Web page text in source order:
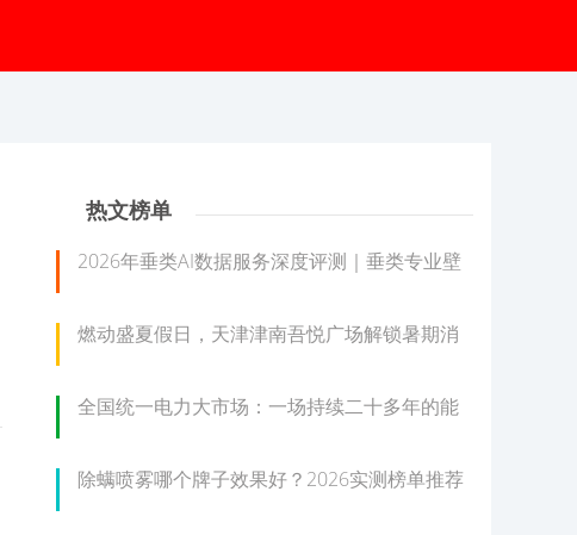
热文榜单
2026年垂类AI数据服务深度评测｜垂类专业壁
燃动盛夏假日，天津津南吾悦广场解锁暑期消
全国统一电力大市场：一场持续二十多年的能
除螨喷雾哪个牌子效果好？2026实测榜单推荐